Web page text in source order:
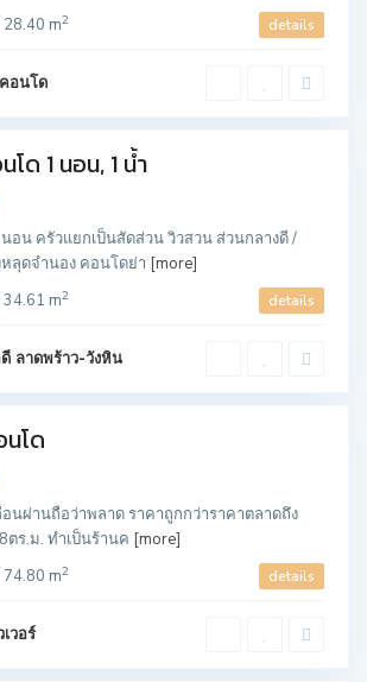
28.40 m2 details
อนโด
ด 1 นอน, 1 น้ำ
อน ครัวแยกเป็นสัดส่วน วิวสวน ส่วนกลางดี /
ลุดจำนอง คอนโดย่า [more]
34.61 m2 details
ลาดพร้าว-วังหิน
โด
นผ่านถือว่าพลาด ราคาถูกกว่าราคาตลาดถึง
ร.ม. ทำเป็นร้านค [more]
74.80 m2 details
วอร์